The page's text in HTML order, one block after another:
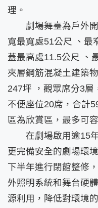
理。
劇場舞臺為戶外開
寬最寬處51公尺 、最
蓋最高處11.5公尺 、
夾層鋼筋混凝土建築
247坪 ，觀眾席分3層
不便座位20席，合計
區為欣賞區，最多可
在劇場啟用逾15年
更完備安全的劇場環
下半年進行閉館整修
外照明系統和舞台硬
源利用，降低對環境